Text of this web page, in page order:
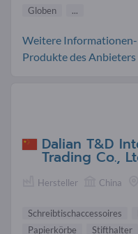
Globen
...
Weitere Informationen-
Produkte des Anbieters
Dalian T&D
Trading Co.,
Hersteller China
Schreibtischaccessoires
Papierkörbe
Stifthalter